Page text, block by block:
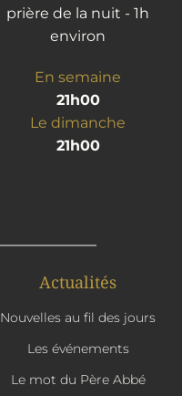
prière de la nuit - 1h
environ
En semaine
21h00
Le dimanche
21h00
Actualités
Nouvelles au fil des jours
Les événements
Le mot du Père Abbé